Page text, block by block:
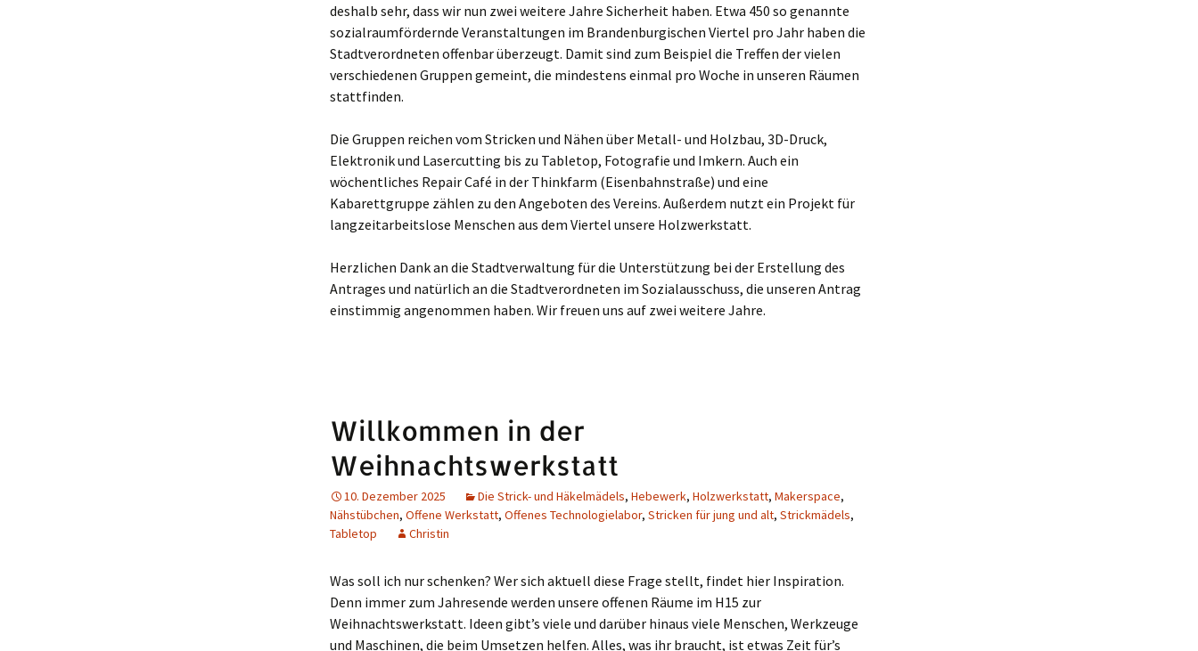
deshalb sehr, dass wir nun zwei weitere Jahre Sicherheit haben. Etwa 450 so genannte
sozialraumfördernde Veranstaltungen im Brandenburgischen Viertel pro Jahr haben die
Stadtverordneten offenbar überzeugt. Damit sind zum Beispiel die Treffen der vielen
verschiedenen Gruppen gemeint, die mindestens einmal pro Woche in unseren Räumen
stattfinden.
Die Gruppen reichen vom Stricken und Nähen über Metall- und Holzbau, 3D-Druck,
Elektronik und Lasercutting bis zu Tabletop, Fotografie und Imkern. Auch ein
wöchentliches Repair Café in der Thinkfarm (Eisenbahnstraße) und eine
Kabarettgruppe zählen zu den Angeboten des Vereins. Außerdem nutzt ein Projekt für
langzeitarbeitslose Menschen aus dem Viertel unsere Holzwerkstatt.
Herzlichen Dank an die Stadtverwaltung für die Unterstützung bei der Erstellung des
Antrages und natürlich an die Stadtverordneten im Sozialausschuss, die unseren Antrag
einstimmig angenommen haben. Wir freuen uns auf zwei weitere Jahre.
Willkommen in der
Weihnachtswerkstatt
10. Dezember 2025 Die Strick- und Häkelmädels, Hebewerk, Holzwerkstatt, Makerspace,
Nähstübchen, Offene Werkstatt, Offenes Technologielabor, Stricken für jung und alt, Strickmädels,
Tabletop
Christin
Was soll ich nur schenken? Wer sich aktuell diese Frage stellt, findet hier Inspiration.
Denn immer zum Jahresende werden unsere offenen Räume im H15 zur
Weihnachtswerkstatt. Ideen gibt’s viele und darüber hinaus viele Menschen, Werkzeuge
und Maschinen, die beim Umsetzen helfen. Alles, was ihr braucht, ist etwas Zeit für’s